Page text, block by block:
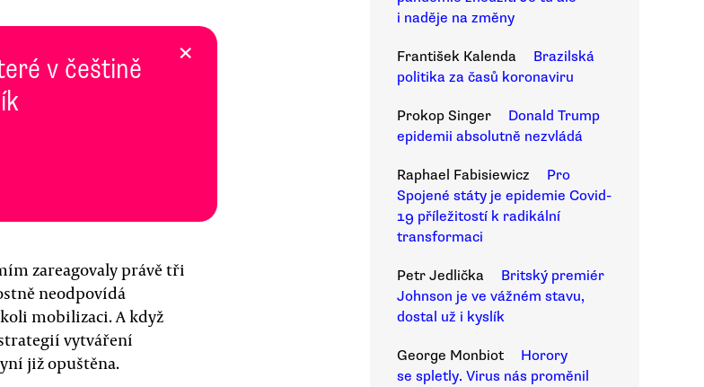
v češtině
×
zareagovaly právě tři
neodpovídá
mobilizaci. A když
vytváření
již opuštěna.
i naděje na změny
František Kalenda
Brazilská
politika za časů koronaviru
Prokop Singer
Donald Trump
epidemii absolutně nezvládá
Raphael Fabisiewicz
Pro
Spojené státy je epidemie Covid-
19 příležitostí k radikální
transformaci
Petr Jedlička
Britský premiér
Johnson je ve vážném stavu,
dostal už i kyslík
George Monbiot
Horory
se spletly. Virus nás proměnil